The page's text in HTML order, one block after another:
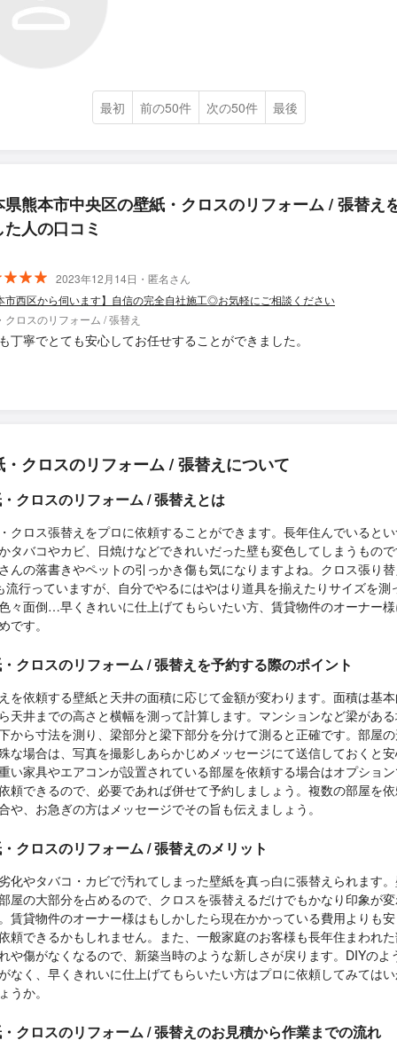
最初 前の50件 次の50件 最後
県熊本市中央区の壁紙・クロスのリフォーム / 張替え
人の口コミ
2023年12月14日・匿名さん
市西区から伺います】自信の完全自社施工◎お気軽にご相談ください
クロスのリフォーム / 張替え
丁寧でとても安心してお任せすることができました。
・クロスのリフォーム / 張替えについて
クロスのリフォーム / 張替えとは
クロス張替えをプロに依頼することができます。長年住んでいると
タバコやカビ、日焼けなどできれいだった壁も変色してしまうもの
んの落書きやペットの引っかき傷も気になりますよね。クロス張り
流行っていますが、自分でやるにはやはり道具を揃えたりサイズを測
々面倒…早くきれいに仕上げてもらいたい方、賃貸物件のオーナー
です。
クロスのリフォーム / 張替えを予約する際のポイント
を依頼する壁紙と天井の面積に応じて金額が変わります。面積は基
天井までの高さと横幅を測って計算します。マンションなど梁があ
から寸法を測り、梁部分と梁下部分を分けて測ると正確です。部屋
な場合は、写真を撮影しあらかじめメッセージにて送信しておくと
い家具やエアコンが設置されている部屋を依頼する場合はオプショ
頼できるので、必要であれば併せて予約しましょう。複数の部屋を
や、お急ぎの方はメッセージでその旨も伝えましょう。
クロスのリフォーム / 張替えのメリット
化やタバコ・カビで汚れてしまった壁紙を真っ白に張替えられます
屋の大部分を占めるので、クロスを張替えるだけでもかなり印象が
賃貸物件のオーナー様はもしかしたら現在かかっている費用よりも
頼できるかもしれません。また、一般家庭のお客様も長年住まわれ
や傷がなくなるので、新築当時のような新しさが戻ります。DIYのよ
なく、早くきれいに仕上げてもらいたい方はプロに依頼してみては
うか。
クロスのリフォーム / 張替えのお見積から作業までの流れ